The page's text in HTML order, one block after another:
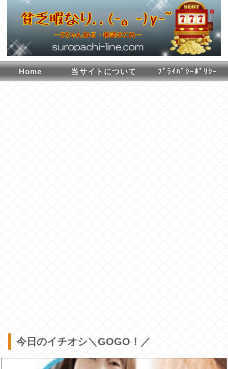
Home 当サイトについて ﾌﾟﾗｲﾊﾞｼｰﾎﾟﾘｼｰ
今日のイチオシ＼GOGO！／